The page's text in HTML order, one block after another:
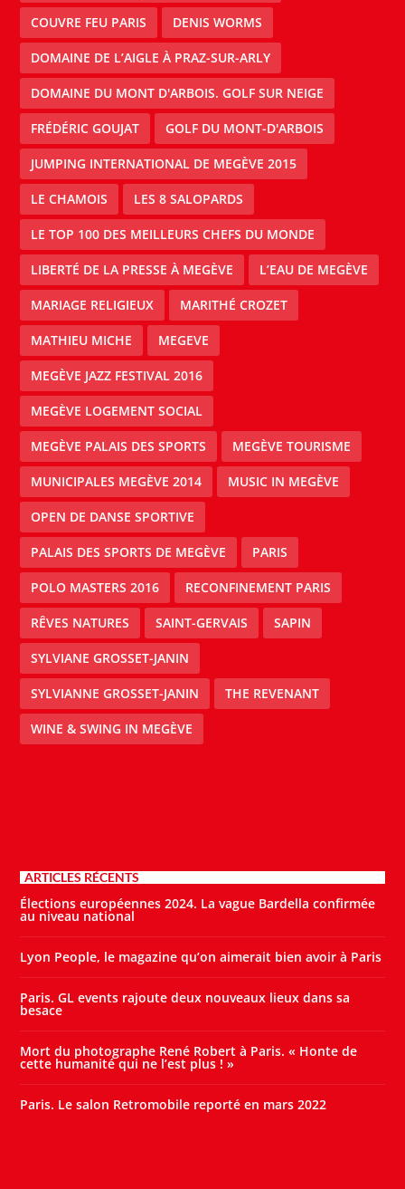
COUVRE FEU PARIS DENIS WORMS
DOMAINE DE L’AIGLE À PRAZ-SUR-ARLY
DOMAINE DU MONT D'ARBOIS. GOLF SUR NEIGE
FRÉDÉRIC GOUJAT GOLF DU MONT-D'ARBOIS
JUMPING INTERNATIONAL DE MEGÈVE 2015
LE CHAMOIS LES 8 SALOPARDS
LE TOP 100 DES MEILLEURS CHEFS DU MONDE
LIBERTÉ DE LA PRESSE À MEGÈVE L’EAU DE MEGÈVE
MARIAGE RELIGIEUX MARITHÉ CROZET
MATHIEU MICHE MEGEVE
MEGÈVE JAZZ FESTIVAL 2016
MEGÈVE LOGEMENT SOCIAL
MEGÈVE PALAIS DES SPORTS MEGÈVE TOURISME
MUNICIPALES MEGÈVE 2014 MUSIC IN MEGÈVE
OPEN DE DANSE SPORTIVE
PALAIS DES SPORTS DE MEGÈVE PARIS
POLO MASTERS 2016 RECONFINEMENT PARIS
RÊVES NATURES SAINT-GERVAIS SAPIN
SYLVIANE GROSSET-JANIN
SYLVIANNE GROSSET-JANIN THE REVENANT
WINE & SWING IN MEGÈVE
ARTICLES RÉCENTS
Élections européennes 2024. La vague Bardella confirmée
au niveau national
Lyon People, le magazine qu’on aimerait bien avoir à Paris
Paris. GL events rajoute deux nouveaux lieux dans sa
besace
Mort du photographe René Robert à Paris. « Honte de
cette humanité qui ne l’est plus ! »
Paris. Le salon Retromobile reporté en mars 2022